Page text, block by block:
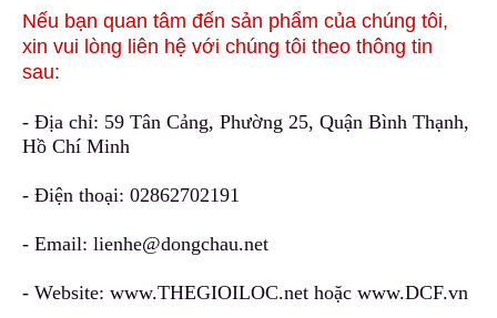
Nếu bạn quan tâm đến sản phẩm của chúng tôi,
xin vui lòng liên hệ với chúng tôi theo thông tin
sau:
- Địa chỉ: 59 Tân Cảng, Phường 25, Quận Bình Thạnh,
Hồ Chí Minh
- Điện thoại: 02862702191
- Email: lienhe@dongchau.net
- Website: www.THEGIOILOC.net hoặc www.DCF.vn